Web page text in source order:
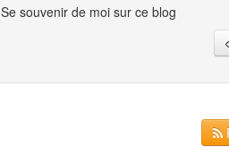
Se souvenir de moi sur ce blog